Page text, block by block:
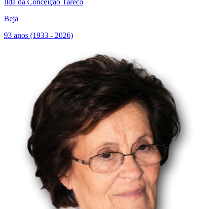
Ilda da Conceição Tareco
Beja
93 anos (1933 - 2026)